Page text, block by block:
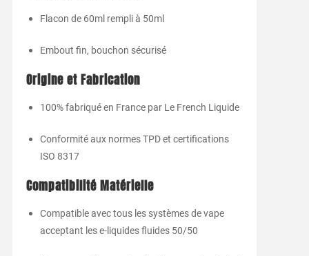
Flacon de 60ml rempli à 50ml
Embout fin, bouchon sécurisé
Origine et Fabrication
100% fabriqué en France par Le French Liquide
Conformité aux normes TPD et certifications
ISO 8317
Compatibilité Matérielle
Compatible avec tous les systèmes de vape
acceptant les e-liquides fluides 50/50